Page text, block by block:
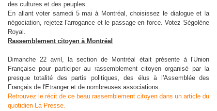
des cultures et des peuples.
En allant voter samedi 5 mai à Montréal, choisissez le dialogue et la
négociation, rejetez l'arrogance et le passage en force. Votez Ségolène
Royal.
Rassemblement citoyen à Montréal
Dimanche 22 avril, la section de Montréal était présente à l'Union
Française pour participer au rassemblement citoyen organisé par la
presque totalité des partis politiques, des élus à l'Assemblée des
Français de l'Etranger et de nombreuses associations.
Retrouvez le récit de ce beau rassemblement citoyen dans un article du
quotidien La Presse.